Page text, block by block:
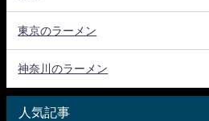
東京のラーメン
神奈川のラーメン
人気記事